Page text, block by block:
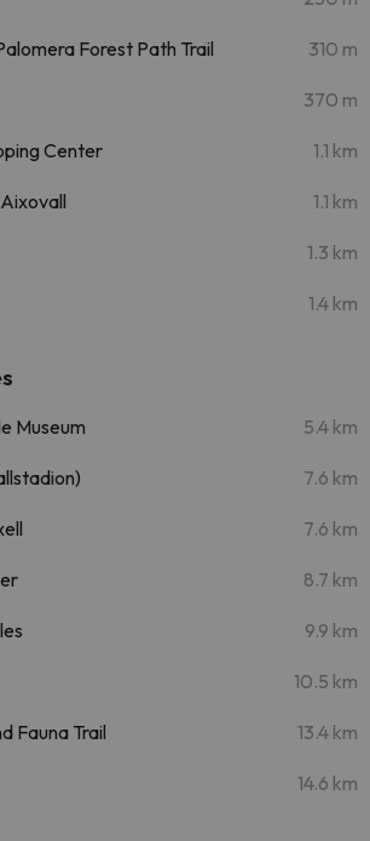
Forest Path Trail 310 m
370 m
Center 1.1 km
1.1 km
1.3 km
1.4 km
Museum 5.4 km
7.6 km
7.6 km
8.7 km
9.9 km
10.5 km
Fauna Trail 13.4 km
14.6 km